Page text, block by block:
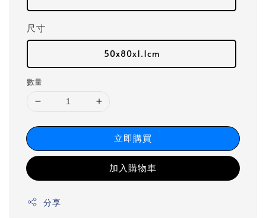
尺寸
50x80x1.1cm
數量
立即購買
加入購物車
分享